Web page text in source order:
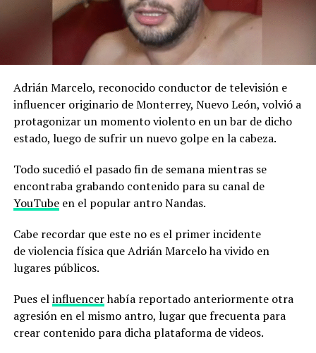
Adrián Marcelo, reconocido conductor de televisión e
influencer originario de Monterrey, Nuevo León, volvió a
protagonizar un momento violento en un bar de dicho
estado, luego de sufrir un nuevo golpe en la cabeza.
Todo sucedió el pasado fin de semana mientras se
encontraba grabando contenido para su canal de
YouTubeen el popular antro Nandas.
Cabe recordar que este no es el primer incidente
de violencia física que Adrián Marcelo ha vivido en
lugares públicos.
Pues elinfluencerhabía reportado anteriormente otra
agresión en el mismo antro, lugar que frecuenta para
crear contenido para dicha plataforma de videos.